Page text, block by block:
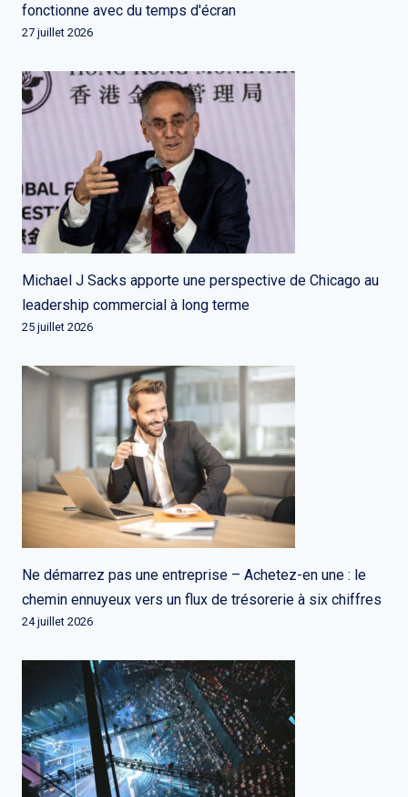
fonctionne avec du temps d'écran
27 juillet 2026
Michael J Sacks apporte une perspective de Chicago au
leadership commercial à long terme
25 juillet 2026
Ne démarrez pas une entreprise – Achetez-en une : le
chemin ennuyeux vers un flux de trésorerie à six chiffres
24 juillet 2026